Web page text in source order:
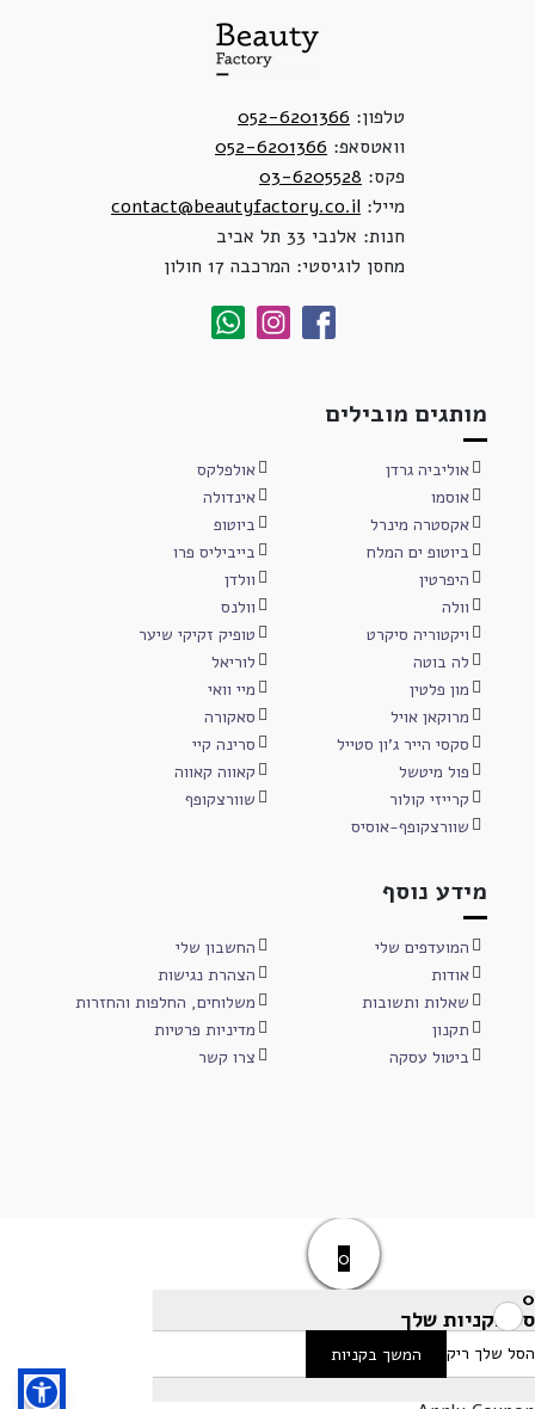
טלפון: 052-6201366
וואטסאפ: 052-6201366
פקס: 03-6205528
מייל: contact@beautyfactory.co.il
חנות: אלנבי 33 תל אביב
מחסן לוגיסטי: המרכבה 17 חולון
מותגים מובילים
אוליביה גרדן
אולפלקס
אוסמו
אינדולה
אקסטרה מינרל
ביוטופ
ביוטופ ים המלח
בייביליס פרו
היפרטין
וולדן
וולה
וולנס
ויקטוריה סיקרט
טופיק זקיקי שיער
לה בוטה
לוריאל
מון פלטין
מיי וואי
מרוקאן אויל
סאקורה
סקסי הייר ג'ון סטייל
סרינה קיי
פול מיטשל
קאווה קאווה
קרייזי קולור
שוורצקופף
שוורצקופף-אוסיס
מידע נוסף
המועדפים שלי
החשבון שלי
אודות
הצהרת נגישות
שאלות ותשובות
משלוחים, החלפות והחזרות
תקנון
מדיניות פרטיות
ביטול עסקה
צרו קשר
0
0
סל הקניות שלך
הסל שלך ריק המשך בקניות